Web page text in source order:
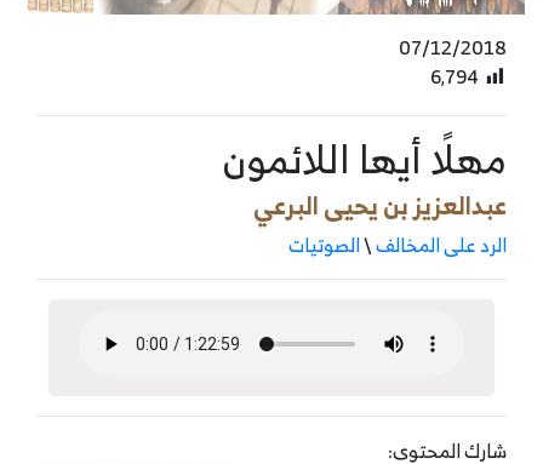
07/12/2018
6٬794
مهلًا أيها اللائمون
عبدالعزيز بن يحيى البرعي
الرد على المخالف\الصوتيات
شارك المحتوى: